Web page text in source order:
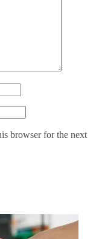
browser for the next